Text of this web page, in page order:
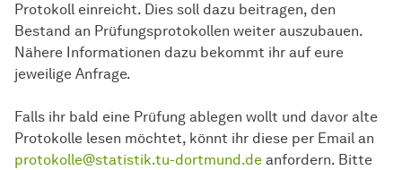
Protokoll einreicht. Dies soll dazu beitragen, den
Bestand an Prüfungsprotokollen weiter auszubauen.
Nähere Informationen dazu bekommt ihr auf eure
jeweilige Anfrage.
Falls ihr bald eine Prüfung ablegen wollt und davor alte
Protokolle lesen möchtet, könnt ihr diese per Email an
protokolle@statistik.tu-dortmund.de anfordern. Bitte